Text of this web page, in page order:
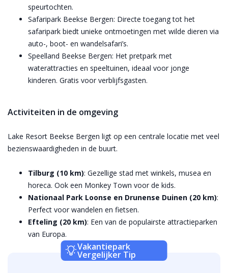
speurtochten.
Safaripark Beekse Bergen: Directe toegang tot het
safaripark biedt unieke ontmoetingen met wilde dieren via
auto-, boot- en wandelsafari’s.
Speelland Beekse Bergen: Het pretpark met
waterattracties en speeltuinen, ideaal voor jonge
kinderen. Gratis voor verblijfsgasten.
Activiteiten in de omgeving
Lake Resort Beekse Bergen ligt op een centrale locatie met veel
bezienswaardigheden in de buurt.
Tilburg (10 km): Gezellige stad met winkels, musea en
horeca. Ook een Monkey Town voor de kids.
Nationaal Park Loonse en Drunense Duinen (20 km):
Perfect voor wandelen en fietsen.
Efteling (20 km): Een van de populairste attractieparken
van Europa.
Vakantiepark
Vergelijker Tip